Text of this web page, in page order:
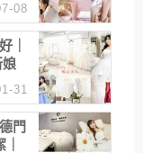
08
｜
娘
31
門